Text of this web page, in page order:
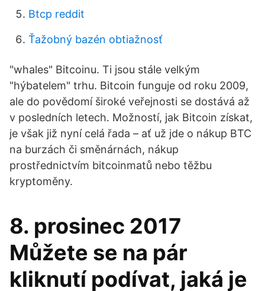
Btcp reddit
Ťažobný bazén obtiažnosť
"whales" Bitcoinu. Ti jsou stále velkým
"hýbatelem" trhu. Bitcoin funguje od roku 2009,
ale do povědomí široké veřejnosti se dostává až
v posledních letech. Možností, jak Bitcoin získat,
je však již nyní celá řada – ať už jde o nákup BTC
na burzách či směnárnách, nákup
prostřednictvím bitcoinmatů nebo těžbu
kryptoměny.
8. prosinec 2017
Můžete se na pár
kliknutí podívat, jaká je